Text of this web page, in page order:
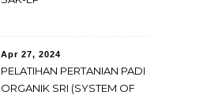
Apr 27, 2024
PELATIHAN PERTANIAN PADI
ORGANIK SRI (SYSTEM OF